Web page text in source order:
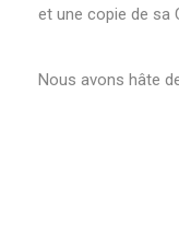
et une copie de sa
Nous avons hâte